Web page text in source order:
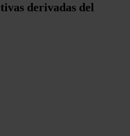
derivadas del